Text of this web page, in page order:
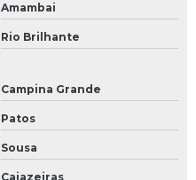
Amambai
Rio Brilhante
Campina Grande
Patos
Sousa
Cajazeiras